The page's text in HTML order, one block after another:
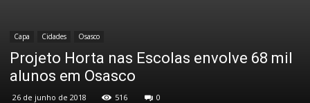
Capa Cidades Osasco
Projeto Horta nas Escolas envolve 68 mil
alunos em Osasco
26 de junho de 2018 516 0